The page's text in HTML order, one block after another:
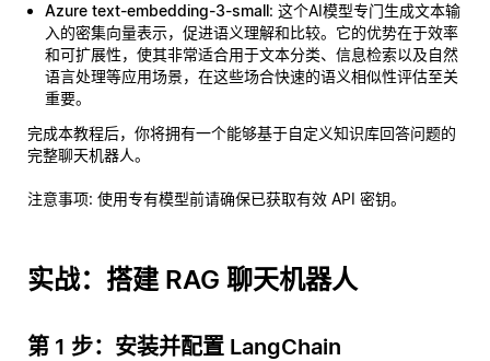
Azure text-embedding-3-small: 这个AI模型专门生成文本输
入的密集向量表示，促进语义理解和比较。它的优势在于效率
和可扩展性，使其非常适合用于文本分类、信息检索以及自然
语言处理等应用场景，在这些场合快速的语义相似性评估至关
重要。
完成本教程后，你将拥有一个能够基于自定义知识库回答问题的
完整聊天机器人。
注意事项: 使用专有模型前请确保已获取有效 API 密钥。
实战：搭建 RAG 聊天机器人
第 1 步：安装并配置 LangChain